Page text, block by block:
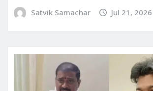
Satvik Samachar Jul 21, 2026